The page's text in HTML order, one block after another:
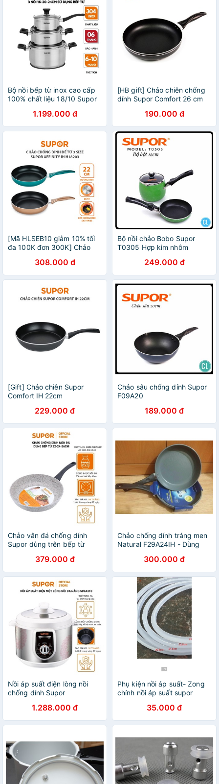
Bộ nồi bếp từ inox cao cấp
100% chất liệu 18/10 Supor
hãng H20211-T1
1.199.000 đ
[HB gift] Chảo chiên chống
dính Supor Comfort 26 cm
190.000 đ
[Mã HLSEB10 giảm 10% tối
đa 100K đơn 300K] Chảo
Affinity IH H18203
308.000 đ
Bộ nồi chảo Bobo Supor
T0305 Hợp kim nhôm
249.000 đ
[Gift] Chảo chiên Supor
Comfort IH 22cm
229.000 đ
Chảo sâu chống dính Supor
F09A20
189.000 đ
Chảo vân đá chống dính
Supor dùng trên bếp từ
379.000 đ
Chảo chống dính tráng men
Natural F29A24IH - Dùng
300.000 đ
Nồi áp suất điện lòng nồi
chống dính Supor
hàng chính hãng bảo hành
12 tháng toàn quốc
1.288.000 đ
Phụ kiện nồi áp suất- Zong
chính nồi áp suất supor
35.000 đ